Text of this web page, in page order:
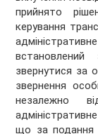
прийнято
керування
звернутися за
звернення
незалежно
що за подання